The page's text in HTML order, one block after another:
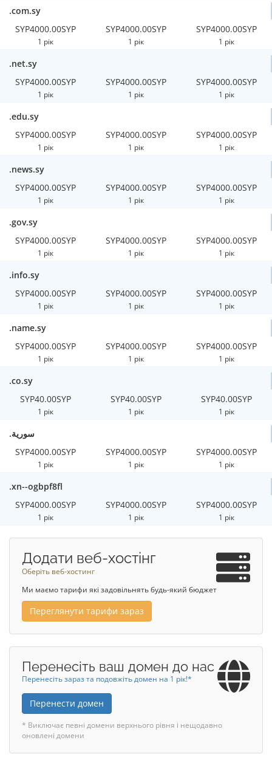
.com.sy
SYP4000.00SYP
1 рік
SYP4000.00SYP
1 рік
SYP4000.00SYP
1 рік
.net.sy
SYP4000.00SYP
1 рік
SYP4000.00SYP
1 рік
SYP4000.00SYP
1 рік
.edu.sy
SYP4000.00SYP
1 рік
SYP4000.00SYP
1 рік
SYP4000.00SYP
1 рік
.news.sy
SYP4000.00SYP
1 рік
SYP4000.00SYP
1 рік
SYP4000.00SYP
1 рік
.gov.sy
SYP4000.00SYP
1 рік
SYP4000.00SYP
1 рік
SYP4000.00SYP
1 рік
.info.sy
SYP4000.00SYP
1 рік
SYP4000.00SYP
1 рік
SYP4000.00SYP
1 рік
.name.sy
SYP4000.00SYP
1 рік
SYP4000.00SYP
1 рік
SYP4000.00SYP
1 рік
.co.sy
SYP40.00SYP
1 рік
SYP40.00SYP
1 рік
SYP40.00SYP
1 рік
.سورية
SYP4000.00SYP
1 рік
SYP4000.00SYP
1 рік
SYP4000.00SYP
1 рік
.xn--ogbpf8fl
SYP4000.00SYP
1 рік
SYP4000.00SYP
1 рік
SYP4000.00SYP
1 рік
Додати веб-хостінг
Оберіть веб-хостинг
Ми маємо тарифи які задовільнять будь-який бюджет
Переглянути тарифи зараз
Перенесіть ваш домен до нас
Перенесіть зараз та подовжіть домен на 1 рік!*
Перенести домен
* Виключає певні домени верхнього рівня і нещодавно
оновлені домени